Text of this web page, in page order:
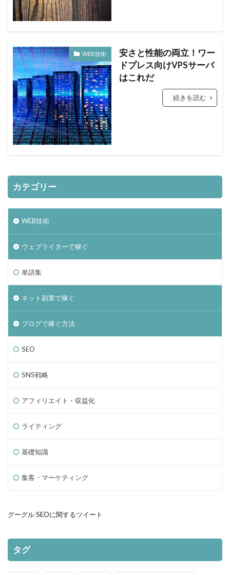
WEB技術
安さと性能の両立！ワー
ドプレス向けVPSサーバ
はこれだ
続きを読む
カテゴリー
WEB技術
ウェブライターで稼ぐ
単語集
ネット副業で稼ぐ
ブログで稼ぐ方法
SEO
SNS戦略
アフィリエイト・収益化
ライティング
基礎知識
集客・マーケティング
グーグル SEOに関するツイート
タグ